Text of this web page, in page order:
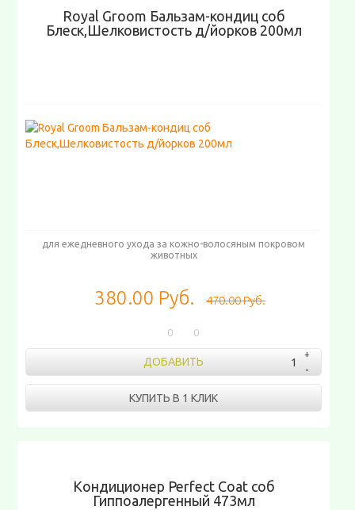
Royal Groom Бальзам-кондиц соб
Блеск,Шелковистость д/йорков 200мл
для ежедневного ухода за кожно-волосяным покровом
животных
380.00 Руб. 470.00 Руб.
0 0
ДОБАВИТЬ
КУПИТЬ В 1 КЛИК
Кондиционер Perfect Coat соб
Гиппоалергенный 473мл